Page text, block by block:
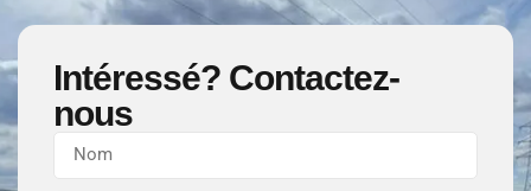
Intéressé? Contactez-
nous